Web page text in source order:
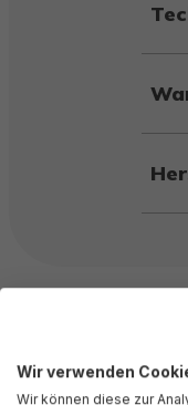
Wir verwenden
Wir können diese zur